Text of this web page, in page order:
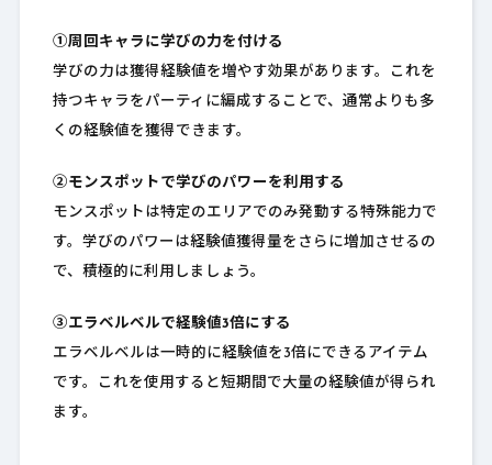
①周回キャラに学びの力を付ける
学びの力は獲得経験値を増やす効果があります。これを
持つキャラをパーティに編成することで、通常よりも多
くの経験値を獲得できます。
②モンスポットで学びのパワーを利用する
モンスポットは特定のエリアでのみ発動する特殊能力で
す。学びのパワーは経験値獲得量をさらに増加させるの
で、積極的に利用しましょう。
③エラベルベルで経験値3倍にする
エラベルベルは一時的に経験値を3倍にできるアイテム
です。これを使用すると短期間で大量の経験値が得られ
ます。